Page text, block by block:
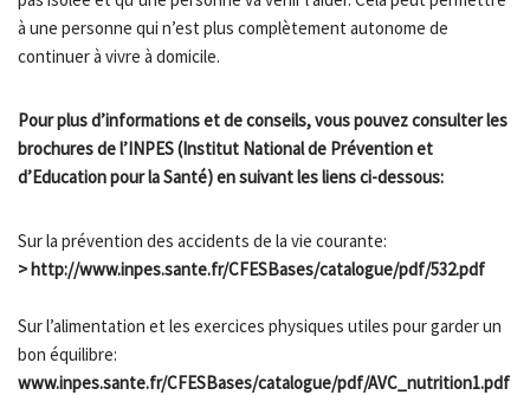
à une personne qui n’est plus complètement autonome de
continuer à vivre à domicile.
Pour plus d’informations et de conseils, vous pouvez consulter les
brochures de l’INPES (Institut National de Prévention et
d’Education pour la Santé) en suivant les liens ci-dessous:
Sur la prévention des accidents de la vie courante:
> http://www.inpes.sante.fr/CFESBases/catalogue/pdf/532.pdf
Sur l’alimentation et les exercices physiques utiles pour garder un
bon équilibre:
www.inpes.sante.fr/CFESBases/catalogue/pdf/AVC_nutrition1.pdf